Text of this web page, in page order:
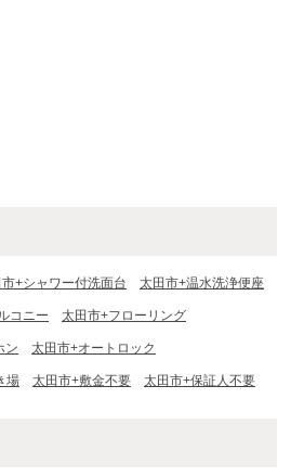
+シャワー付洗面台 太田市+温水洗浄便座
コニー 太田市+フローリング
ン 太田市+オートロック
場 太田市+敷金不要 太田市+保証人不要